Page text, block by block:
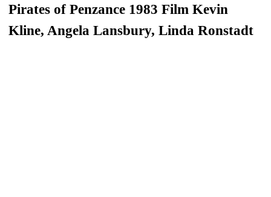
Pirates of Penzance 1983 Film Kevin
Kline, Angela Lansbury, Linda Ronstadt